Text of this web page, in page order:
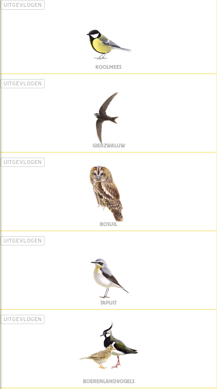
UITGEVLOGEN
KOOLMEES
UITGEVLOGEN
GIERZWALUW
UITGEVLOGEN
BOSUIL
UITGEVLOGEN
TAPUIT
UITGEVLOGEN
BOERENLANDVOGELS